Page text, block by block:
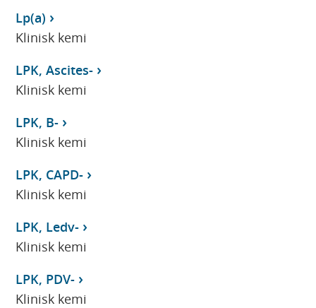
Lp(a)
Klinisk kemi
LPK, Ascites-
Klinisk kemi
LPK, B-
Klinisk kemi
LPK, CAPD-
Klinisk kemi
LPK, Ledv-
Klinisk kemi
LPK, PDV-
Klinisk kemi